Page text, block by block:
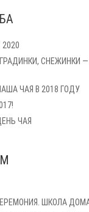
СНЕЖИНКИ
ЧАЯ В 2018 ГОДУ
ЧАЯ
ШКОЛА